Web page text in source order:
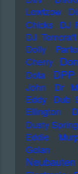
Lowtzow
Chicks DJ
DJ Tomcraft
Dolly
Cherry
Dota
DPP
John
Dr
Eddy
Dub
Ellington
Dusty
Eddie
Golan
Neubauten